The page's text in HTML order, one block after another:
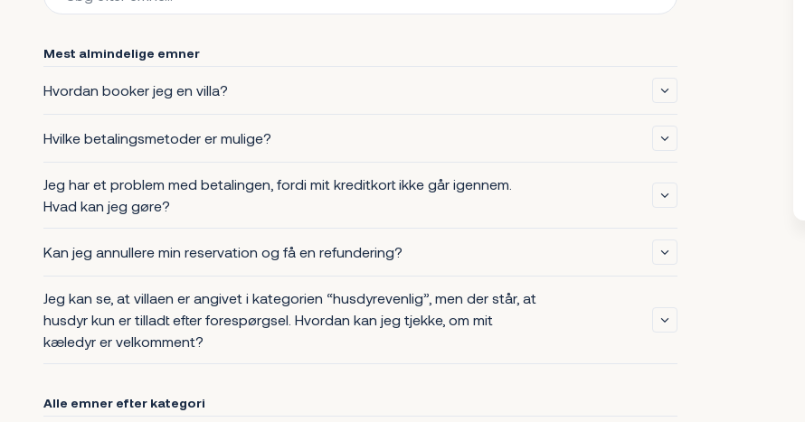
Mest almindelige emner
Hvordan booker jeg en villa?
Hvilke betalingsmetoder er mulige?
Jeg har et problem med betalingen, fordi mit kreditkort ikke går igennem.
Hvad kan jeg gøre?
Kan jeg annullere min reservation og få en refundering?
Jeg kan se, at villaen er angivet i kategorien “husdyrevenlig”, men der står, at
husdyr kun er tilladt efter forespørgsel. Hvordan kan jeg tjekke, om mit
kæledyr er velkomment?
Alle emner efter kategori